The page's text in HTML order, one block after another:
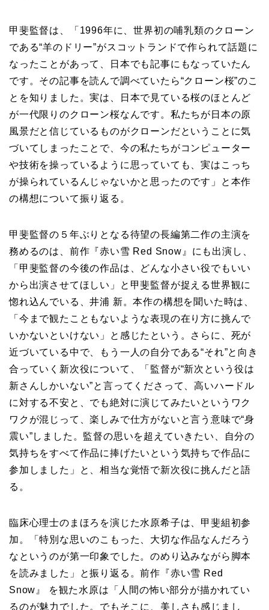
甲斐監督は、「1996年に、世界初の哺乳類のクローン
である“羊のドリー”がスコットランドで作られて話題に
なったことがあって、日本でも記事にもなっていたん
です。その記事を読んで調べていたら“クローン桜”のこ
とを知りました。実は、日本で見ている桜のほとんど
が一代限りのクローン桜なんです。私たちが日本の原
風景だと信じているものがクローンだということに気
づいてしまったことで、今の私たちがコンピューター
や技術を操っているように思っていても、実はこっち
が操られているんじゃないかと思ったのです」と本作
の構想について振り返る。
甲斐監督の５年ぶりとなる待望の長編第二作の主演を
務めるのは、前作『赤い雪 Red Snow』にも出演し、
「甲斐監督の今後の作品は、どんな小さい役でもいい
から出演させてほしい」と甲斐監督が捉える世界観に
惚れ込んでいる、井浦 新。本作の構想を聞いた時は、
「今まで観たこともないような表現の在り方に挑んで
いかないといけない」と感じたという。さらに、死が
近づいている中で、もう一人の自分である“それ”と向き
合っていく新次役について、「監督が“新次という役は
新さんしかいない”と言ってくださって、高いハードル
に対する不安と、でも絶対に演じてみたいというワク
ワクが混じって、楽しみで仕方がないと言う意味で“身
震い”しました。監督の思いを超えていきたい、自分の
気持ちをすべて作品に捧げたいという気持ちで作品に
参加しました」と、相当な覚悟で新次役に挑んだと語
る。
臨床心理士のまほろを演じた水原希子は、甲斐組初参
加。「特別な思いのこもった、大切な作品なんだろう
なというのが第一印象でした。のめり込みながら脚本
を読みました」と振り返る。前作『赤い雪 Red
Snow』 を観た水原は「人間の怖い部分が描かれてい
るのが魅力でした。でもそこに、美しさも感じまし